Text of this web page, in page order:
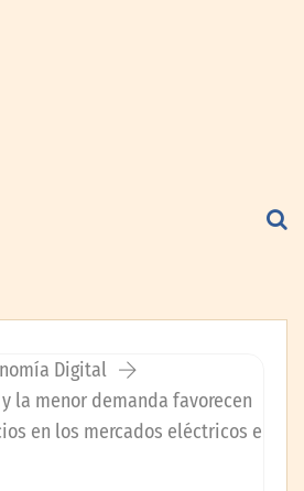
Digital
la menor demanda favorecen
en los mercados eléctricos e